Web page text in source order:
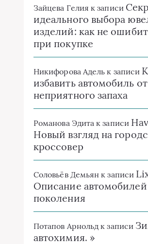
Зайцева Гелия к записи
идеального выбора
изделий: как не
при покупке
Никифорова Адель к записи
избавить автомобиль от
неприятного запаха
Романова Эдита к записи
Новый взгляд на
кроссовер
Соловьёв Демьян к записи
Описание автомобилей
поколения
Потапов Арнольд к записи
автохимия. »